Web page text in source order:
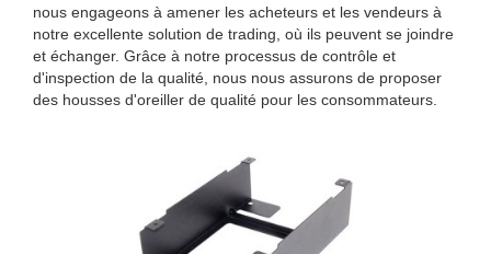
nous engageons à amener les acheteurs et les vendeurs à
notre excellente solution de trading, où ils peuvent se joindre
et échanger. Grâce à notre processus de contrôle et
d'inspection de la qualité, nous nous assurons de proposer
des housses d'oreiller de qualité pour les consommateurs.